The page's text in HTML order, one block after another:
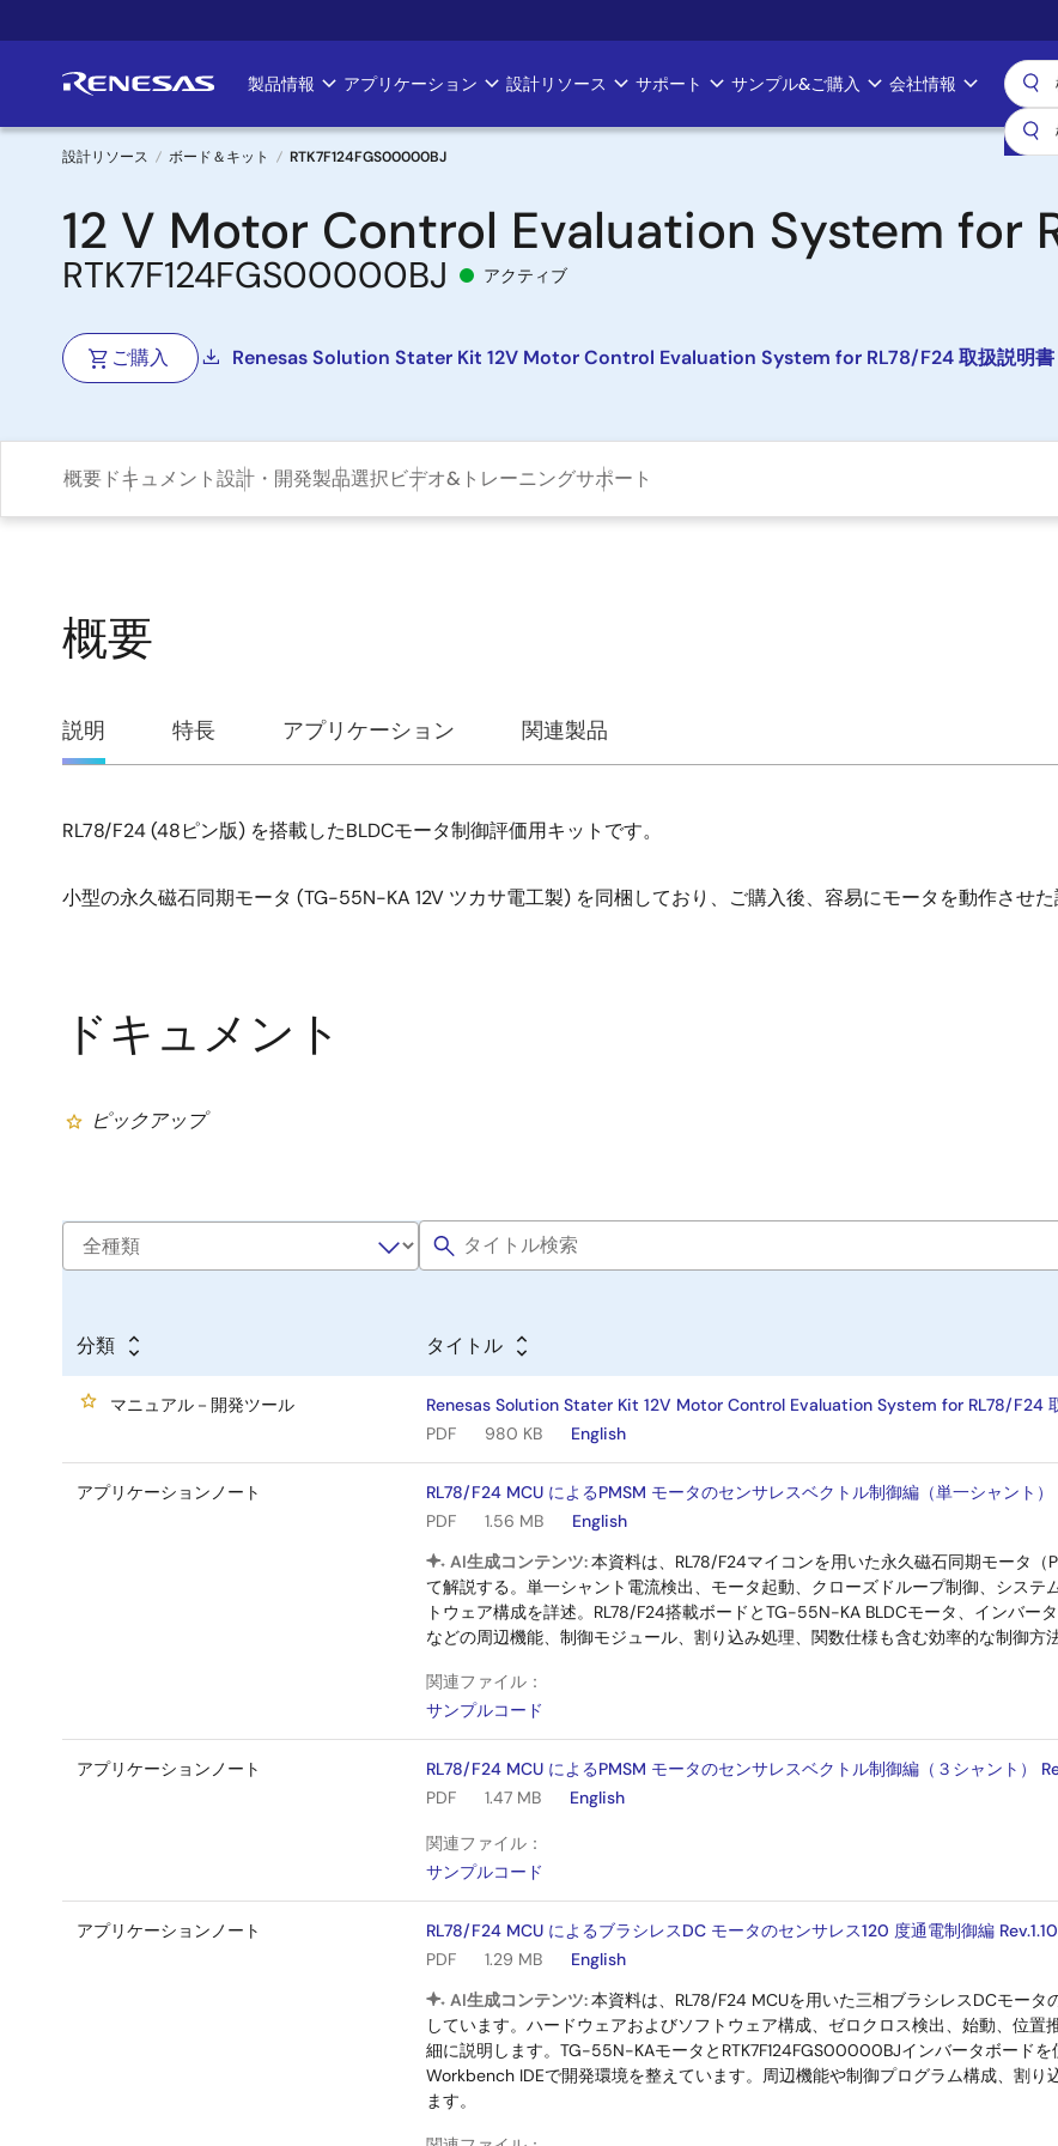
イ
ン
Main
navigation
製品情報 アプリケーション 設計リソース サポート サンプル&ご購入 会社情報
パ
ン
く
ず
設計リソース ボード＆キット RTK7F124FGS00000BJ
12 V Motor Control Evaluation System for
RTK7F124FGS00000BJ アクティブ
ご購入 Renesas Solution Stater Kit 12V Motor Control Evaluation System for RL78/F24 取扱説明書
概要 ドキュメント設計・開発製品選択ビデオ&トレーニングサポート
概要
概
説明 特長 アプリケーション 関連製品
明
RL78/F24 (48ピン版) を搭載したBLDCモータ制御評価用キットです。
小型の永久磁石同期モータ (TG-55N-KA 12V ツカサ電工製) を同梱しており、ご購入後、容易にモータを動作させた
ドキュメント
ピックアップ
分類 タイトル
マニュアル－開発ツール
Renesas Solution Stater Kit 12V Motor Control Evaluation System for RL78/F24
PDF
980 KB English
アプリケーションノート
RL78/F24 MCU によるPMSM モータのセンサレスベクトル制御編（単一シャント）
PDF
1.56 MB
English
AI生成コンテンツ:本資料は、RL78/F24マイコンを用いた永久磁石同期モータ
て解説する。単一シャント電流検出、モータ起動、クローズドループ制御、システ
トウェア構成を詳述。RL78/F24搭載ボードとTG-55N-KA BLDCモータ、インバー
などの周辺機能、制御モジュール、割り込み処理、関数仕様も含む効率的な制御方法
関連ファイル：
サンプルコード
アプリケーションノート
RL78/F24 MCU によるPMSM モータのセンサレスベクトル制御編（３シャント）
PDF
1.47 MB English
関連ファイル：
サンプルコード
アプリケーションノート
RL78/F24 MCU によるブラシレスDC モータのセンサレス120 度通電制御編 Rev.1.10
PDF
1.29 MB
English
AI生成コンテンツ:本資料は、RL78/F24 MCUを用いた三相ブラシレスDCモー
しています。ハードウェアおよびソフトウェア構成、ゼロクロス検出、始動、位
細に説明します。TG-55N-KAモータとRTK7F124FGS00000BJインバータボード
Workbench IDEで開発環境を整えています。周辺機能や制御プログラム構成、割り
ます。